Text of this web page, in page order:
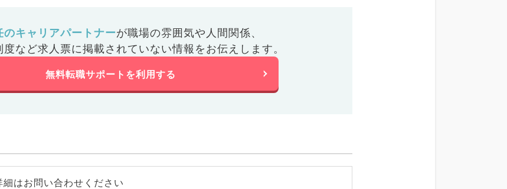
のキャリアパートナーが職場の雰囲気や人間関係、
度など求人票に掲載されていない情報をお伝えします。
無料転職サポートを利用する
細はお問い合わせください